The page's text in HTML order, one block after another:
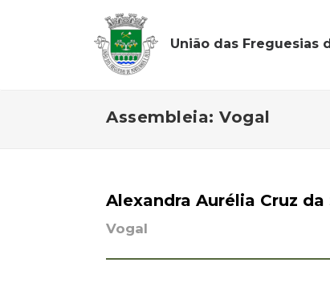
União das Freguesias
Assembleia: Vogal
Alexandra Aurélia Cruz da
Vogal